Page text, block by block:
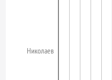
Николаев